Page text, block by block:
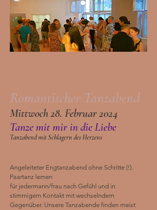
Romantischer Tanzabend
Mittwoch28. Februar 2024
Tanze mit mir in die Liebe
Tanzabend mit Schlagern des Herzens
Angeleiteter Engtanzabend ohne Schritte (!).
Paartanz lernen
für jedermann/frau nach Gefühl und in
stimmigem Kontakt mit wechselndem
Gegenüber. Unsere Tanzabende finden meist